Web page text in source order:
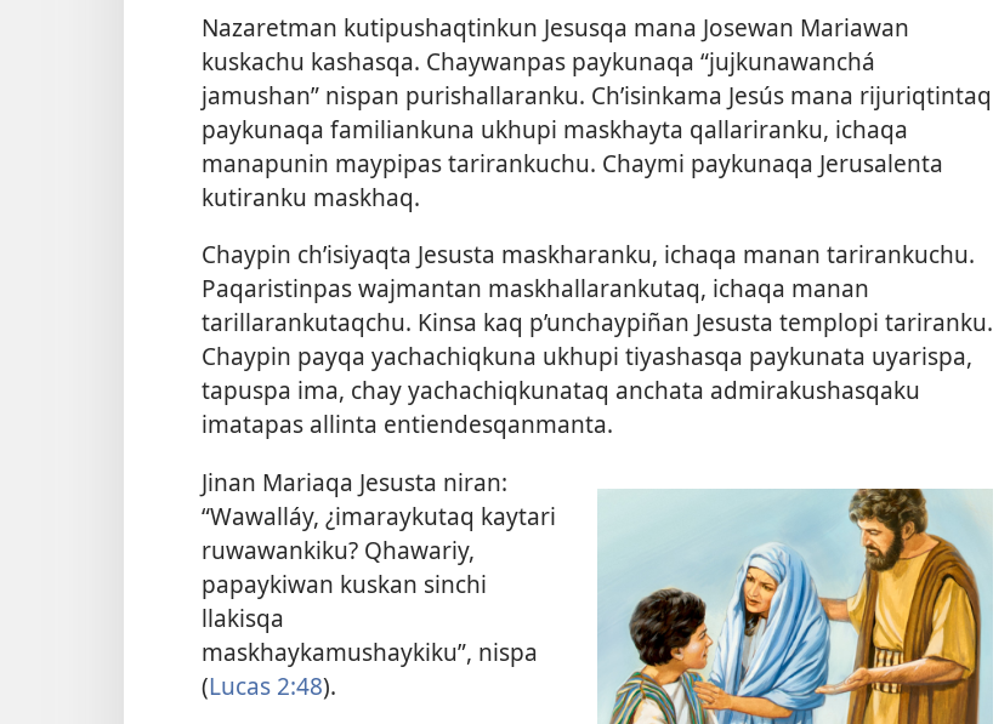
Nazaretman kutipushaqtinkun Jesusqa mana Josewan Mariawan
kuskachu kashasqa. Chaywanpas paykunaqa “jujkunawanchá
jamushan” nispan purishallaranku. Ch’isinkama Jesús mana rijuriqtintaq
paykunaqa familiankuna ukhupi maskhayta qallariranku, ichaqa
manapunin maypipas tarirankuchu. Chaymi paykunaqa Jerusalenta
kutiranku maskhaq.
Chaypin ch’isiyaqta Jesusta maskharanku, ichaqa manan tarirankuchu.
Paqaristinpas wajmantan maskhallarankutaq, ichaqa manan
tarillarankutaqchu. Kinsa kaq p’unchaypiñan Jesusta templopi tariranku.
Chaypin payqa yachachiqkuna ukhupi tiyashasqa paykunata uyarispa,
tapuspa ima, chay yachachiqkunataq anchata admirakushasqaku
imatapas allinta entiendesqanmanta.
Jinan Mariaqa Jesusta niran:
“Wawalláy, ¿imaraykutaq kaytari
ruwawankiku? Qhawariy,
papaykiwan kuskan sinchi
llakisqa
maskhaykamushaykiku”, nispa
(Lucas 2:48).